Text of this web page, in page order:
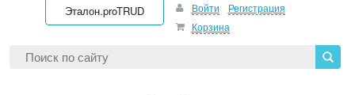
Эталон.proTRUD Войти
Регистрация
Корзина